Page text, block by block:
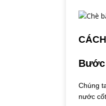
Chúng
nước